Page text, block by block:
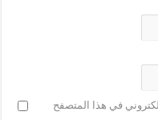
في هذا المتصفح